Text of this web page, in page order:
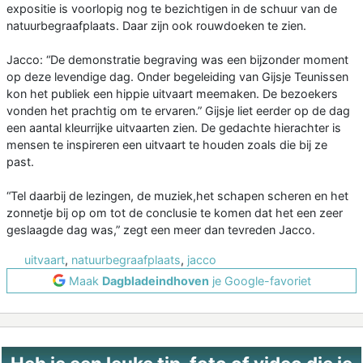
expositie is voorlopig nog te bezichtigen in de schuur van de
natuurbegraafplaats. Daar zijn ook rouwdoeken te zien.
Jacco: “De demonstratie begraving was een bijzonder moment
op deze levendige dag. Onder begeleiding van Gijsje Teunissen
kon het publiek een hippie uitvaart meemaken. De bezoekers
vonden het prachtig om te ervaren.” Gijsje liet eerder op de dag
een aantal kleurrijke uitvaarten zien. De gedachte hierachter is
mensen te inspireren een uitvaart te houden zoals die bij ze
past.
“Tel daarbij de lezingen, de muziek,het schapen scheren en het
zonnetje bij op om tot de conclusie te komen dat het een zeer
geslaagde dag was,” zegt een meer dan tevreden Jacco.
uitvaart, natuurbegraafplaats, jacco
Maak Dagbladeindhoven je Google-favoriet